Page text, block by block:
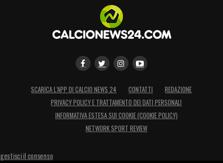
SCARICA L’APP DI CALCIO NEWS 24 CONTATTI
REDAZIONE
PRIVACY POLICY E TRATTAMENTO DEI DATI PERSONALI
INFORMATIVA ESTESA SUI COOKIE (COOKIE POLICY)
NETWORK SPORT REVIEW
gestisci il consenso